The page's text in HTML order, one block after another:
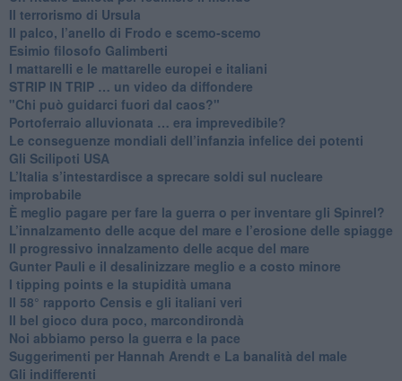
Il terrorismo di Ursula
​Il palco, l’anello di Frodo e scemo-scemo
Esimio filosofo Galimberti
​I mattarelli e le mattarelle europei e italiani
​STRIP IN TRIP … un video da diffondere
"Chi può guidarci fuori dal caos?"
​Portoferraio alluvionata … era imprevedibile?
Le conseguenze mondiali dell’infanzia infelice dei potenti
​Gli Scilipoti USA
L’Italia s’intestardisce a sprecare soldi sul nucleare
improbabile
È meglio pagare per fare la guerra o per inventare gli Spinrel?
​L’innalzamento delle acque del mare e l’erosione delle spiagge
​Il progressivo innalzamento delle acque del mare
​Gunter Pauli e il desalinizzare meglio e a costo minore
I tipping points e la stupidità umana
​Il 58° rapporto Censis e gli italiani veri
​Il bel gioco dura poco, marcondirondà
Noi abbiamo perso la guerra e la pace
Suggerimenti per Hannah Arendt e La banalità del male
​Gli indifferenti